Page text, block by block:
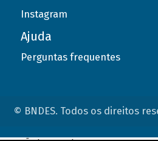
Instagram
Ajuda
Perguntas frequentes
© BNDES. Todos os direitos